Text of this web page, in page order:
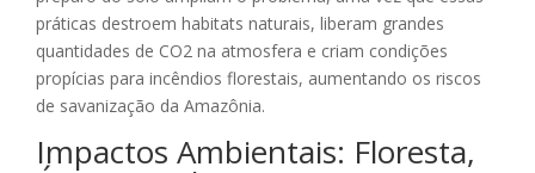
práticas destroem habitats naturais, liberam grandes
quantidades de CO2 na atmosfera e criam condições
propícias para incêndios florestais, aumentando os riscos
de savanização da Amazônia.
Impactos Ambientais: Floresta,